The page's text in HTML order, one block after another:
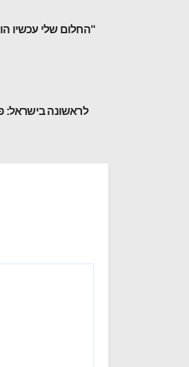
“החלום שלי עכשיו
לראשונה בישראל: